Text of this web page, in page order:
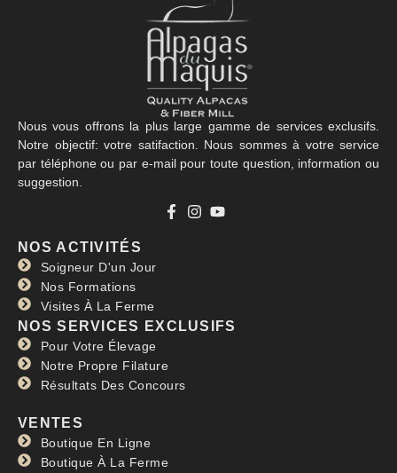
Nous vous offrons la plus large gamme de services exclusifs.
Notre objectif: votre satifaction. Nous sommes à votre service
par téléphone ou par e-mail pour toute question, information ou
suggestion.
NOS ACTIVITÉS
Soigneur D'un Jour
Nos Formations
Visites À La Ferme
NOS SERVICES EXCLUSIFS
Pour Votre Élevage
Notre Propre Filature
Résultats Des Concours
VENTES
Boutique En Ligne
Boutique À La Ferme